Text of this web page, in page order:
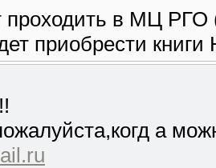
проходить в МЦ РГО
приобрести
а